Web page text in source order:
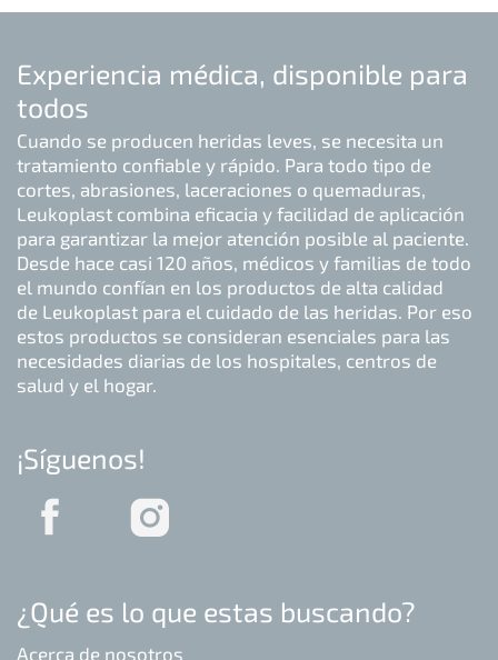
Experiencia médica, disponible para
todos
Cuando se producen heridas leves, se necesita un
tratamiento confiable y rápido. Para todo tipo de
cortes, abrasiones, laceraciones o quemaduras,
Leukoplast combina eficacia y facilidad de aplicación
para garantizar la mejor atención posible al paciente.
Desde hace casi 120 años, médicos y familias de todo
el mundo confían en los productos de alta calidad
de Leukoplast para el cuidado de las heridas. Por eso
estos productos se consideran esenciales para las
necesidades diarias de los hospitales, centros de
salud y el hogar.
¡Síguenos!
¿Qué es lo que estas buscando?
Acerca de nosotros